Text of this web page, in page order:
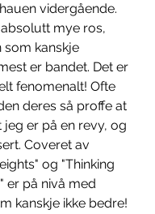
vidergående.
mye ros,
som kanskje
er bandet. Det er
fenomenalt! Ofte
deres så proffe at
jeg er på en revy, og
Coveret av
og "Thinking
er på nivå med
kanskje ikke bedre!